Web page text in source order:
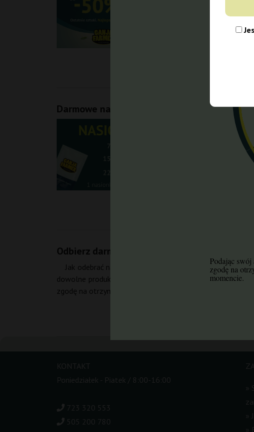
dostępne
dobra
pozycji z
Darmowe nasiona marihuany
Więcej
nasiona –
najlepsze
nasiono
Odbierz darmowe nasiono
Jak odebrać nagrodę? To proste - wystarczą 2 kroki:
dowolne produkty za 40 zł do koszyka i wpisz kod przy
zgodę na otrzymywanie bezpłatnego newslettera email.
KONTAKT
Poniedziałek - Piatek / 8:00-16:00
723 320 553
505 200 780
Podając swój
zgodę na
momencie.